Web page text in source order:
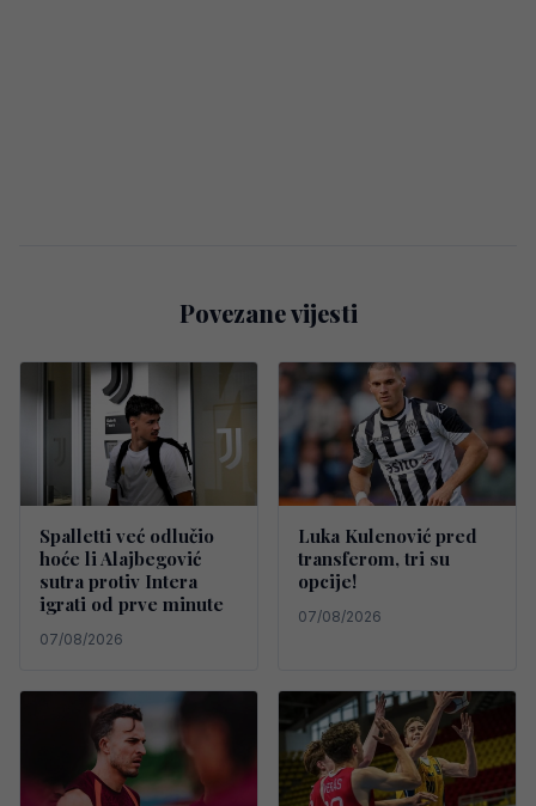
Povezane vijesti
Spalletti već odlučio
hoće li Alajbegović
sutra protiv Intera
igrati od prve minute
07/08/2026
Luka Kulenović pred
transferom, tri su
opcije!
07/08/2026